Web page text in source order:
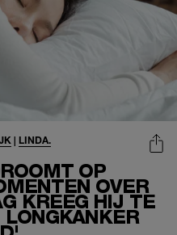
OP
OVER
KREEG HIJ TE
| LINDA.